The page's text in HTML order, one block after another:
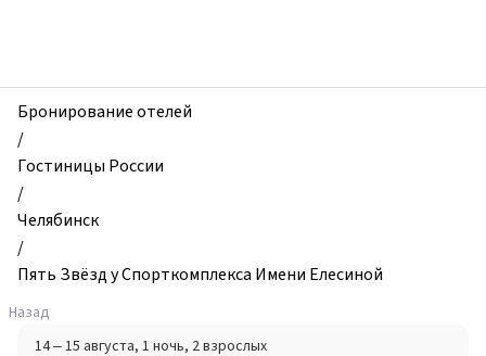
и
квартиры,
Пять
Звёзд
Спорткомплекса
Имени
Елесиной,
Челябинск,
Россия
Бронирование отелей
/
Гостиницы России
/
Челябинск
/
Пять Звёзд у Спорткомплекса Имени Елесиной
Назад
14 – 15 августа, 1 ночь, 2 взрослых